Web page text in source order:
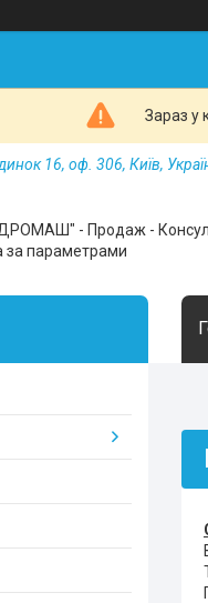
Зараз у
16, оф. 306, Київ,
- Продаж -
за параметрами